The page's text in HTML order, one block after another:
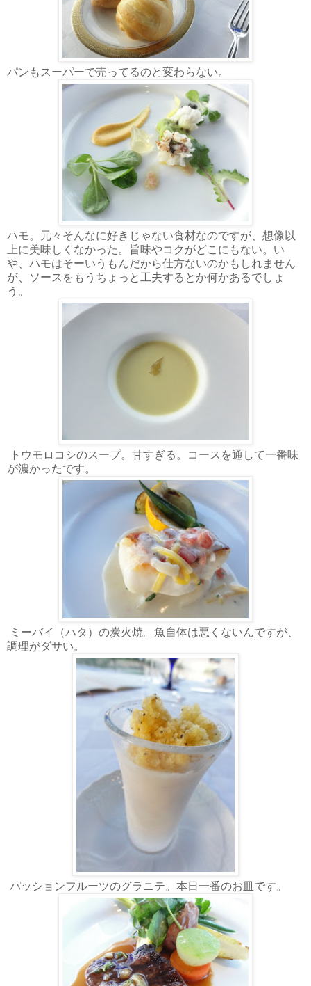
パンもスーパーで売ってるのと変わらない。
ハモ。元々そんなに好きじゃない食材なのですが、想像以
上に美味しくなかった。旨味やコクがどこにもない。い
や、ハモはそーいうもんだから仕方ないのかもしれません
が、ソースをもうちょっと工夫するとか何かあるでしょ
う。
トウモロコシのスープ。甘すぎる。コースを通して一番味
が濃かったです。
ミーバイ（ハタ）の炭火焼。魚自体は悪くないんですが、
調理がダサい。
パッションフルーツのグラニテ。本日一番のお皿です。